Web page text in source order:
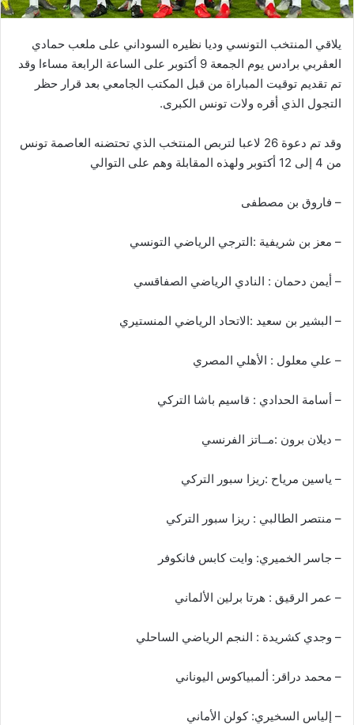
يلاقي المنتخب التونسي وديا نظيره السوداني على ملعب حمادي
العڨربي برادس يوم الجمعة 9 أكتوبر على الساعة الرابعة مساءا وقد
تم تقديم توقيت المباراة من قبل المكتب الجامعي بعد قرار حظر
التجول الذي أقره ولات تونس الكبرى.
وقد تم دعوة 26 لاعبا لتربص المنتخب الذي تحتضنه العاصمة تونس
من 4 إلى 12 أكتوبر ولهذه المقابلة وهم على التوالي
– فاروق بن مصطفى
– معز بن شريفية :الترجي الرياضي التونسي
– أيمن دحمان : النادي الرياضي الصفاقسي
– البشير بن سعيد :الاتحاد الرياضي المنستيري
– علي معلول : الأهلي المصري
– أسامة الحدادي : قاسيم باشا التركي
– ديلان برون :مــاتز الفرنسي
– ياسين مرياح :ريزا سبور التركي
– منتصر الطالبي : ريزا سبور التركي
– جاسر الخميري: وايت كابس فانكوفر
– عمر الرقيق : هرتا برلين الألماني
– وجدي كشريدة : النجم الرياضي الساحلي
– محمد دراقر: ألمبياكوس اليوناني
– إلياس السخيري: كولن الأماني